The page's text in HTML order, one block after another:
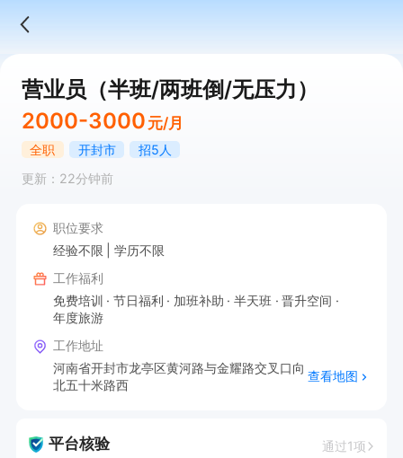
营业员（半班/两班倒/无压力）
2000-3000 元/月
全职 开封市
招5人
更新：22分钟前
职位要求
经验不限
学历不限
工作福利
免费培训
节日福利 加班补助 半天班
晋升空间
年度旅游
工作地址
河南省开封市龙亭区黄河路与金耀路交叉口向
北五十米路西
查看地图
平台核验 通过1项